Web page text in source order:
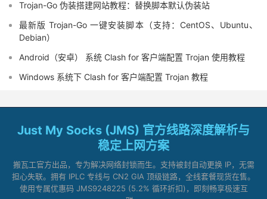
Trojan-Go 伪装搭建网站教程：替换脚本默认伪装站
最新版 Trojan-Go 一键安装脚本（支持：CentOS、Ubuntu、
Debian）
Android（安卓） 系统 Clash for 客户端配置 Trojan 使用教程
Windows 系统下 Clash for 客户端配置 Trojan 教程
Just My Socks (JMS) 官方线路深度解析与
稳定上网方案
搬瓦工官方出品，专为解决网络封锁而生。支持被封自动更换 IP，无需
担心失联。拥有 IPLC 专线与 CN2 GIA 顶级链路，全线套餐现货在售。
使用专属优惠码 JMS9248225 (5.2% 循环折扣)，即刻畅享极速互